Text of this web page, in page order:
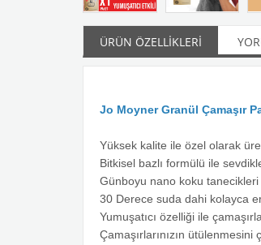
ÜRÜN ÖZELLIKLERI
Jo Moyner Granül Çamaşır
Yüksek kalite ile özel olarak
Bitkisel bazlı formülü ile
Günboyu nano koku
30 Derece suda dahi kolayca
Yumuşatıcı özelliği ile
Çamaşırlarınızın ütülenmesini